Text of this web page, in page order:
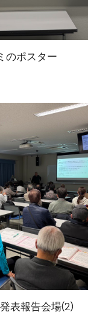
のポスター
表報告会場(2)